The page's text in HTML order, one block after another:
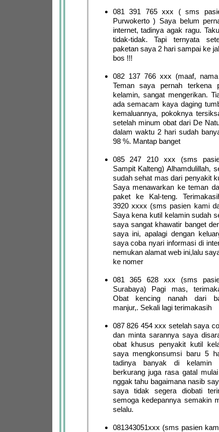
081 391 765 xxx ( sms
Purwokerto ) Saya belum
internet, tadinya agak ragu.
tidak-tidak. Tapi ternyata
paketan saya 2 hari sampai ke
bos !!!
082 137 766 xxx (maaf, nama
Teman saya pernah terkena
kelamin, sangat mengerikan.
ada semacam kaya daging
kemaluannya, pokoknya
setelah minum obat dari De
dalam waktu 2 hari sudah
98 %. Mantap banget
085 247 210 xxx (sms
Sampit Kalteng) Alhamdulillah,
sudah sehat mas dari penyakit
Saya menawarkan ke teman
paket ke Kal-teng.
3920 xxxx (sms pasien kami
Saya kena kutil kelamin sudah
saya sangat khawatir banget
saya ini, apalagi dengan
saya coba nyari informasi di
nemukan alamat web ini,lalu
ke nomer
081 365 628 xxx (sms
Surabaya) Pagi mas,
Obat kencing nanah dari
manjur,. Sekali lagi terimakasih
087 826 454 xxx setelah saya
dan minta sarannya saya
obat khusus penyakit kutil
saya mengkonsumsi baru 5
tadinya banyak di kelamin
berkurang juga rasa gatal
nggak tahu bagaimana nasib
saya tidak segera diobati
semoga kedepannya semakin
selalu.
081343051xxx (sms pasien